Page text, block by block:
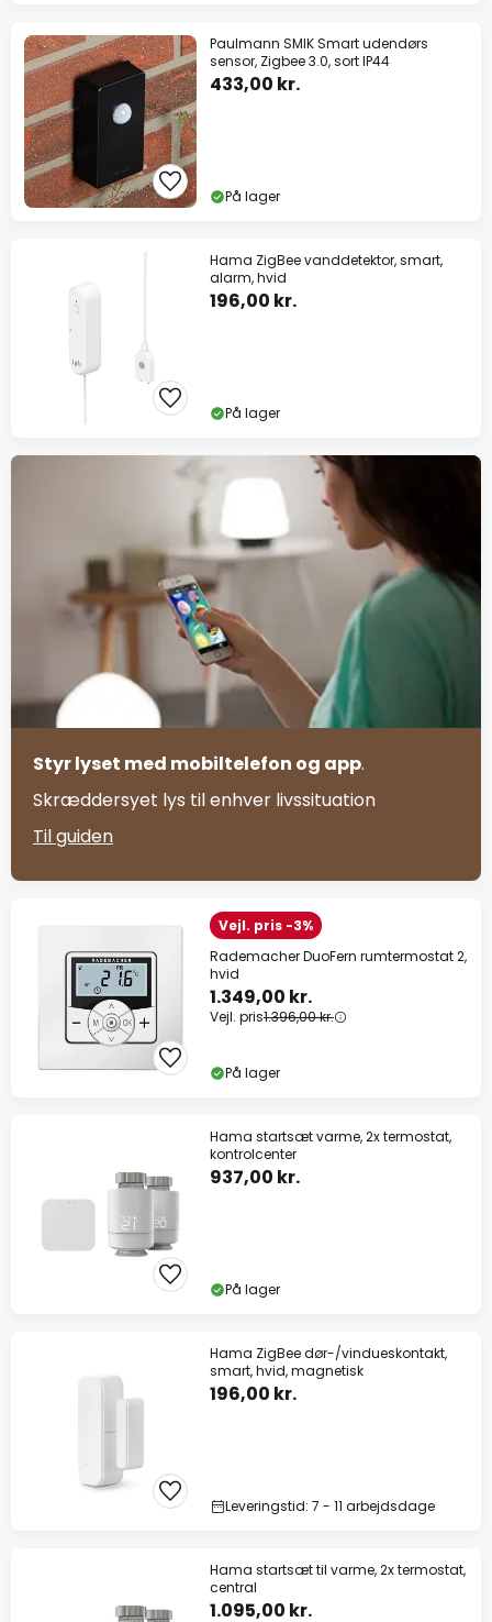
Paulmann SMIK Smart udendørs
sensor, Zigbee 3.0, sort IP44
433,00 kr.
På lager
Hama ZigBee vanddetektor, smart,
alarm, hvid
196,00 kr.
På lager
Styr lyset med mobiltelefon og app.
Skræddersyet lys til enhver livssituation
Til guiden
Vejl. pris -3%
Rademacher DuoFern rumtermostat 2,
hvid
1.349,00 kr.
Vejl. pris1.396,00 kr.
På lager
Hama startsæt varme, 2x termostat,
kontrolcenter
937,00 kr.
På lager
Hama ZigBee dør-/vindueskontakt,
smart, hvid, magnetisk
196,00 kr.
Leveringstid: 7 - 11 arbejdsdage
Hama startsæt til varme, 2x termostat,
central
1.095,00 kr.